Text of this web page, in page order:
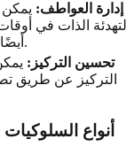
إدارة العواطف: يمكن
لتهدئة الذات في
أيضًا تعبيرًا خارجيًا عن الفرح والإثارة الشديدة.
تحسين التركيز:
التركيز عن طريق
أنواع السلوكيات